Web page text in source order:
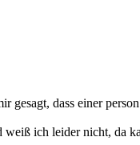
dass einer
ich leider nicht, da